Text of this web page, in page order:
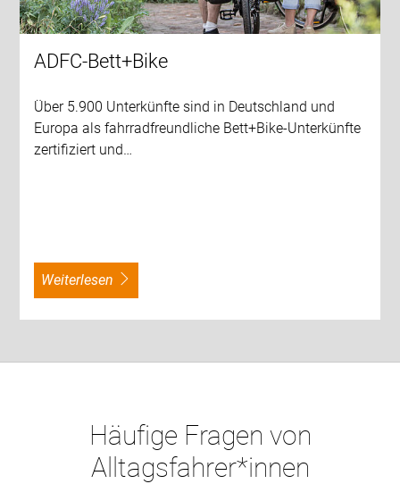
ADFC-Bett+Bike
Über 5.900 Unterkünfte sind in Deutschland und
Europa als fahrradfreundliche Bett+Bike-Unterkünfte
zertifiziert und…
weiterlesen
Häufige Fragen von
Alltagsfahrer*innen